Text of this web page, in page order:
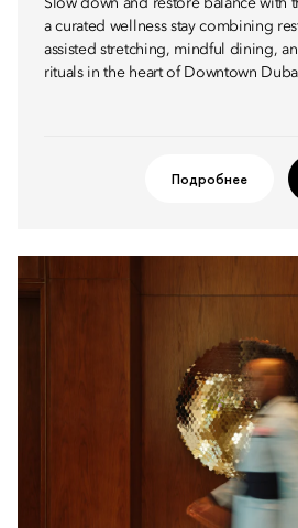
Slow down and restore balance with
a curated wellness stay combining
assisted stretching, mindful dining,
rituals in the heart of Downtown
Подробнее